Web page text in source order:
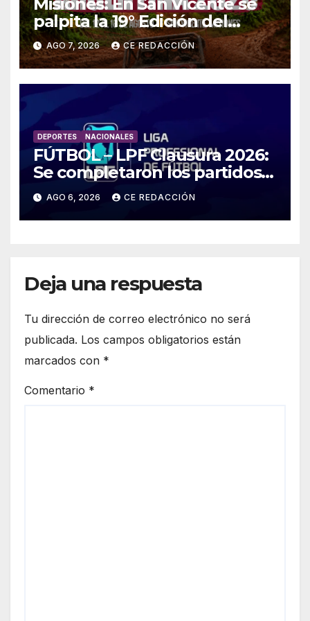
palpita la 19° Edición del
«Jeep Fest» – Cronograma –
detalles
AGO 7, 2026 CE REDACCIÓN
DEPORTES NACIONALES
FÚTBOL – LPF Clausura 2026:
Se completaron los partidos
pendientes Fecha 2:
Boca/Estudiantes,
Tigre/Belgrano y Unión/Lanús
AGO 6, 2026 CE REDACCIÓN
Deja una respuesta
Tu dirección de correo electrónico no será
publicada. Los campos obligatorios están
marcados con *
Comentario *